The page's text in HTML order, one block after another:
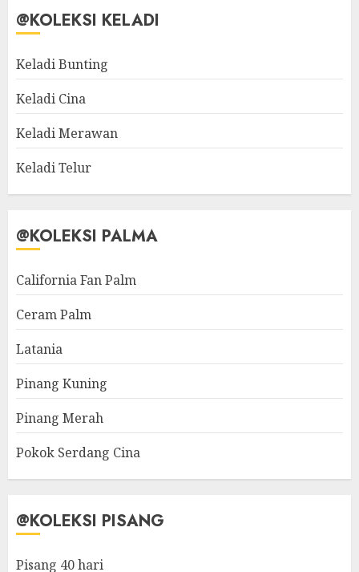
@KOLEKSI KELADI
Keladi Bunting
Keladi Cina
Keladi Merawan
Keladi Telur
@KOLEKSI PALMA
California Fan Palm
Ceram Palm
Latania
Pinang Kuning
Pinang Merah
Pokok Serdang Cina
@KOLEKSI PISANG
Pisang 40 hari